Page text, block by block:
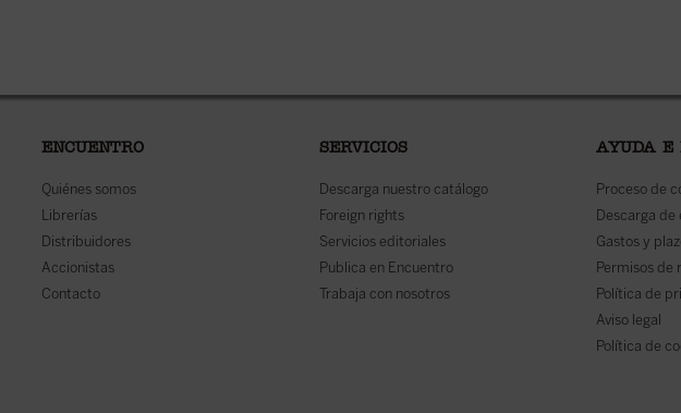
ENCUENTRO
Quiénes somos
Librerías
Distribuidores
Accionistas
Contacto
SERVICIOS
Descarga nuestro catálogo
Foreign rights
Servicios editoriales
Publica en Encuentro
Trabaja con nosotros
AYUDA E
Proceso de
Descarga de
Gastos y
Permisos de
Política de
Aviso legal
Política de